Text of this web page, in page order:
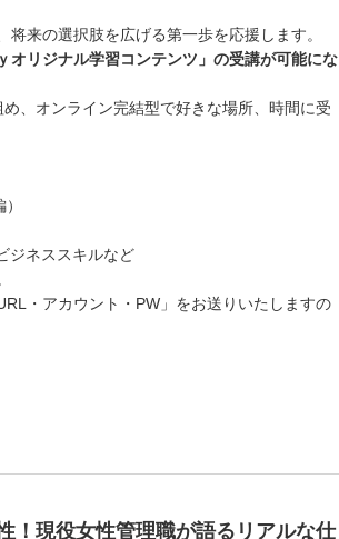
来の選択肢を広げる第一歩を応援します。
オリジナル学習コンテンツ」の受講が可能にな
、オンライン完結型で好きな場所、時間に受
ジネススキルなど
・アカウント・PW」をお送りいたしますの
！現役女性管理職が語るリアルな仕